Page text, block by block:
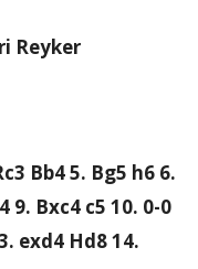
Reyker
Bb4 5. Bg5 h6 6.
9. Bxc4 c5 10. 0-0
exd4 Hd8 14.